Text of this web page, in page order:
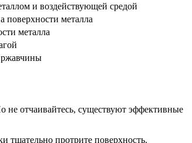
и воздействующей средой
поверхности металла
металла
не отчаивайтесь, существуют эффективные
тщательно протрите поверхность.